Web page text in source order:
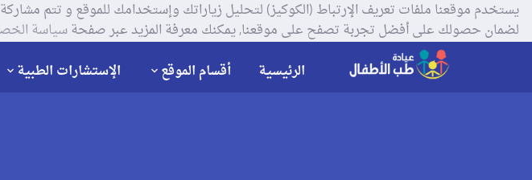
لضمان حصولك على أفضل تجربة تصفح على موقعنا, يمكنك معرفة المزيد عبر صفحةسياسة
الرئيسية أقسام الموقع الإستشارات الطبية